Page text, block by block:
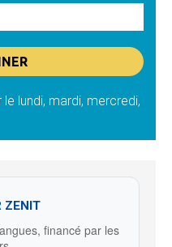
lundi, mardi, mercredi,
ZENIT
financé par les